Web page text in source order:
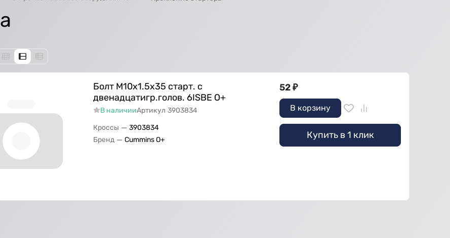
Болт M10х1.5х35 старт. с
двенадцатигр.голов. 6ISBE О+
В наличииАртикул 3903834
Кроссы — 3903834
Бренд — Cummins O+
52₽
В корзину
Купить в 1 клик